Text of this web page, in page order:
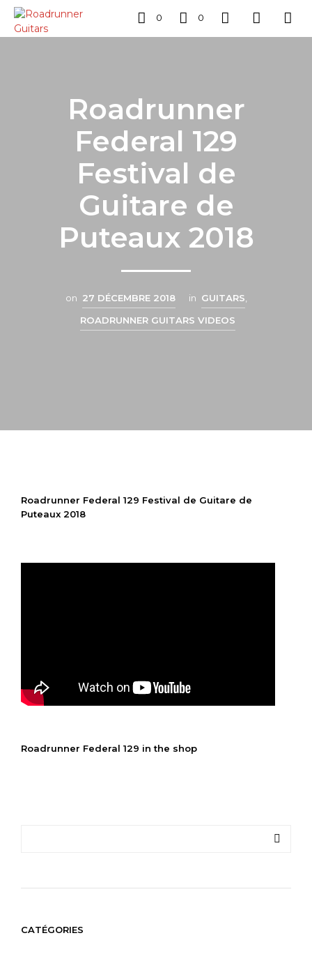
0 0
Roadrunner
Federal 129
Festival de
Guitare de
Puteaux 2018
on 27 DÉCEMBRE 2018 in GUITARS
ROADRUNNER GUITARS VIDEOS
Roadrunner Federal 129 Festival de Guitare de
Puteaux 2018
Roadrunner Federal 129 in the shop
CATÉGORIES